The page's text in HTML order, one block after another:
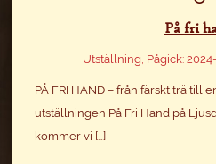
På fri
Utställning, Pågick:
PÅ FRI HAND – från färskt trä till
utställningen På Fri Hand på
kommer vi […]